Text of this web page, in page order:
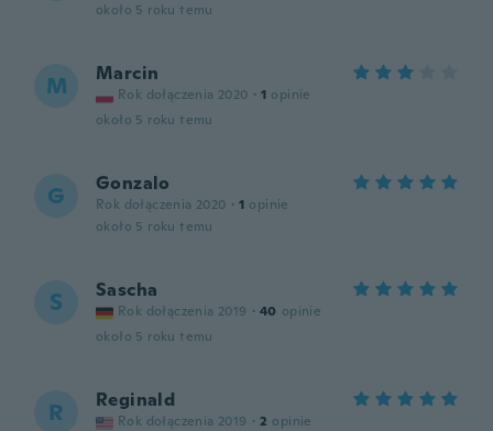
około 5 roku temu
M Marcin
Rok dołączenia 2020 · 1 opinie
około 5 roku temu
G Gonzalo
Rok dołączenia 2020 · 1 opinie
około 5 roku temu
S Sascha
Rok dołączenia 2019 · 40 opinie
około 5 roku temu
R Reginald
Rok dołączenia 2019 · 2 opinie